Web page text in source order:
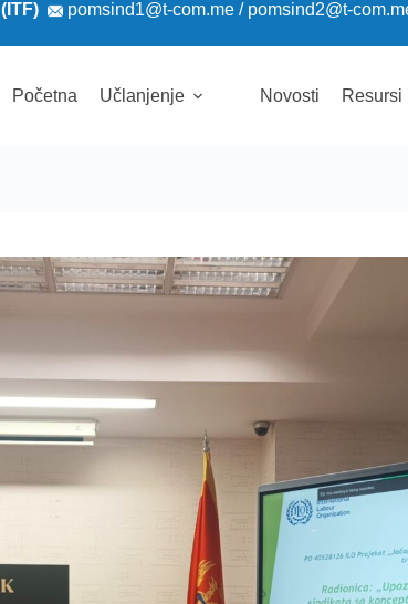
(ITF) pomsind1@t-com.me / pomsind2@t-
Početna Učlanjenje Novosti Resursi